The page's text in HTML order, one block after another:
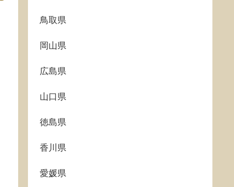
鳥取県
岡山県
広島県
山口県
徳島県
香川県
愛媛県